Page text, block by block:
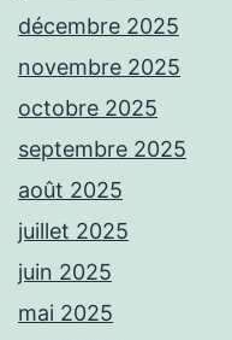
décembre 2025
novembre 2025
octobre 2025
septembre 2025
août 2025
juillet 2025
juin 2025
mai 2025